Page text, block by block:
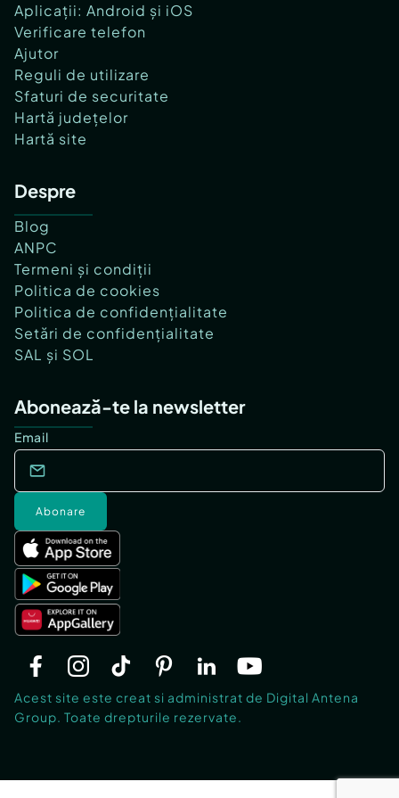
Aplicații: Android și iOS
Verificare telefon
Ajutor
Reguli de utilizare
Sfaturi de securitate
Hartă județelor
Hartă site
Despre
Blog
ANPC
Termeni și condiții
Politica de cookies
Politica de confidențialitate
Setări de confidențialitate
SAL și SOL
Abonează-te la newsletter
Email
Abonare
Acest site este creat si administrat de Digital Antena
Group. Toate drepturile rezervate.